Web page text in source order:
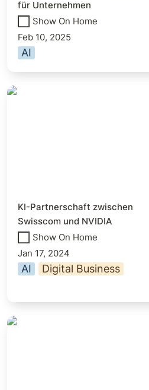
für Unternehmen
Show On Home
Feb 10, 2025
AI
KI-Partnerschaft zwischen
KI-Partnerschaft zwischen
Swisscom und NVIDIA
Show On Home
Jan 17, 2024
AI Digital Business
Storytelling trifft